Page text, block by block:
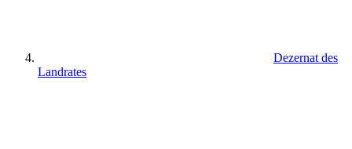
Dezernat des
Landrates